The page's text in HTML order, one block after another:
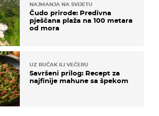
NAJMANJA NA SVIJETU
Čudo prirode: Predivna
pješčana plaža na 100 metara
od mora
UZ RUČAK ILI VEČERU
Savršeni prilog: Recept za
najfinije mahune sa špekom